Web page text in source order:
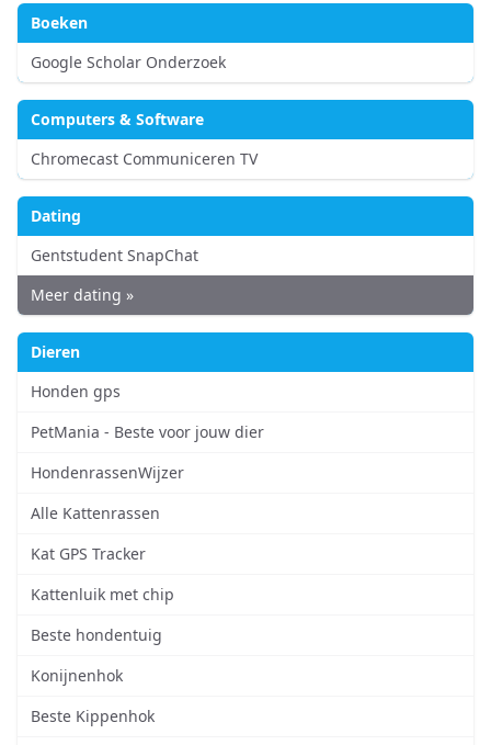
Boeken
Google Scholar Onderzoek
Computers & Software
Chromecast Communiceren TV
Dating
Gentstudent SnapChat
Meer dating »
Dieren
Honden gps
PetMania - Beste voor jouw dier
HondenrassenWijzer
Alle Kattenrassen
Kat GPS Tracker
Kattenluik met chip
Beste hondentuig
Konijnenhok
Beste Kippenhok